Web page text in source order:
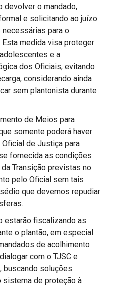
devolver o mandado,
e solicitando ao juízo
para o
medida visa proteger
e a
dos Oficiais, evitando
considerando ainda
sem plantonista durante
de Meios para
somente poderá haver
de Justiça para
fornecida as condições
Transição previstas no
pelo Oficial sem tais
que devemos repudiar
estarão fiscalizando as
o plantão, em especial
de acolhimento
com o TJSC e
buscando soluções
sistema de proteção à